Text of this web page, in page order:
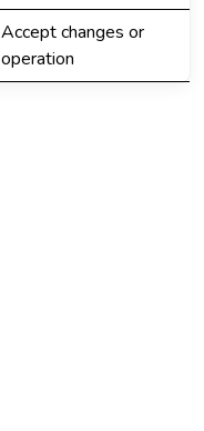
Accept changes or
operation